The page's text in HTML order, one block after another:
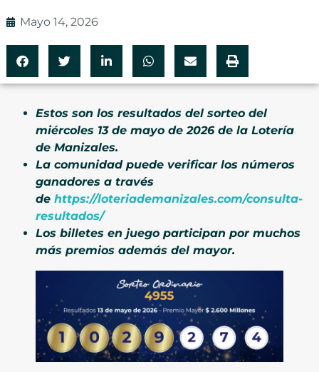
Mayo 14, 2026
Estos son los resultados del sorteo del
miércoles 13 de mayo de 2026 de la Lotería
de Manizales.
La comunidad puede verificar los números
ganadores a través
de https://loteriademanizales.com/consulta-
resultados/
Los billetes en juego participan por muchos
más premios además del mayor.